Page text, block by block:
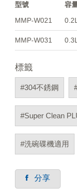
型號 容
MMP-W021
0.2L
MMP-W031 0.3L
標籤
#304不銹鋼
#Super Clean
#洗碗碟機適用
分享